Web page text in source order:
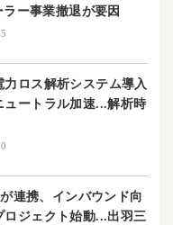
ー事業撤退が要因
力ロス解析システム導入
ュートラル加速...解析時
連携、インバウンド向
ロジェクト始動...出羽三